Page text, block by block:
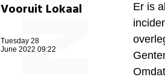
Vooruit Lokaal
Tuesday 28
June 2022 09:22
Er is